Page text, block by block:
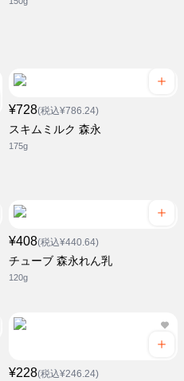
¥728(税込¥786.24)
スキムミルク 森永
175g
¥408(税込¥440.64)
チューブ 森永れん乳
120g
¥228(税込¥246.24)